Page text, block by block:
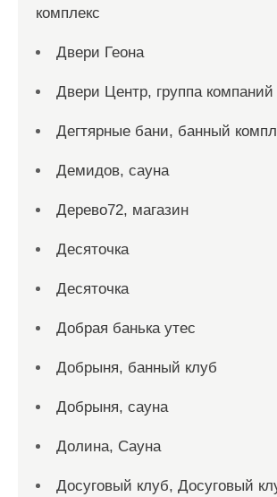
комплекс
Двери Геона
Двери Центр, группа компаний
Дегтярные бани, банный
Демидов, сауна
Дерево72, магазин
Десяточка
Десяточка
Добрая банька утес
Добрыня, банный клуб
Добрыня, сауна
Долина, Сауна
Досуговый клуб, Досуговый